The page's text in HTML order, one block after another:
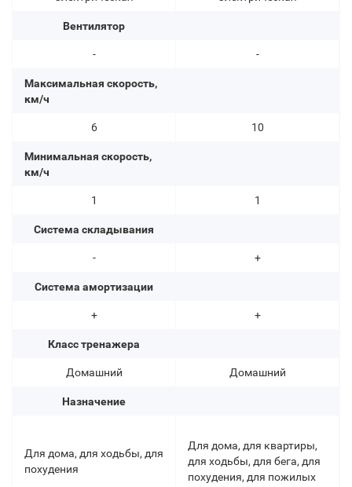
Вентилятор
-
Максимальная скорость,
км/ч
6
Минимальная скорость,
км/ч
1
Система складывания
-
Система амортизации
+
Класс тренажера
Домашний
Назначение
Для дома, для ходьбы, для
похудения
-
10
1
+
+
Домашний
Для дома, для квартиры,
для ходьбы, для бега, для
похудения, для пожилых